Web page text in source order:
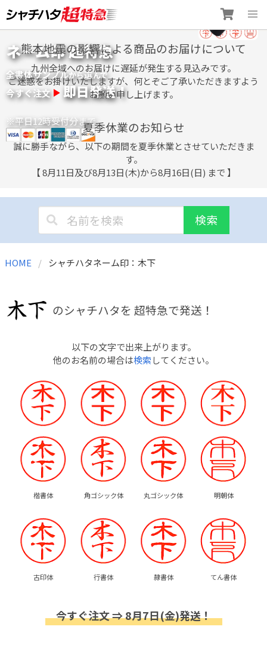
to
content
ネーム印 超特急
全書体サンプルから選んで
今すぐ注文 即日発送！
※平日12時受付分まで
熊本地震の影響による商品のお届けについて
九州全域へのお届けに遅延が発生する見込みです。
ご迷惑をお掛けいたしますが、何とぞご了承いただきますよう
お願い申し上げます。
夏季休業のお知らせ
誠に勝手ながら、以下の期間を夏季休業とさせていただきま
す。
【 8月11日及び8月13日(木)から8月16日(日) まで 】
検索
HOME シャチハタネーム印：木下
のシャチハタを 超特急で発送！
以下の文字で出来上がります。
他のお名前の場合は検索してください。
楷書体 角ゴシック体 丸ゴシック体 明朝体
古印体 行書体 隷書体 てん書体
今すぐ注文 ⇒ 8月7日(金)発送！